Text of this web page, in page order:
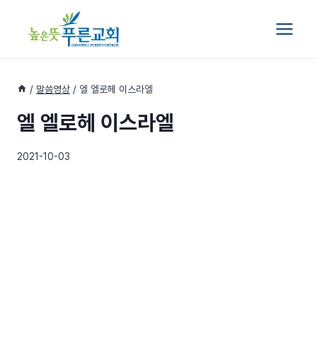
/ 말씀영상 / 엘 엘로헤 이스라엘
엘 엘로헤 이스라엘
2021-10-03